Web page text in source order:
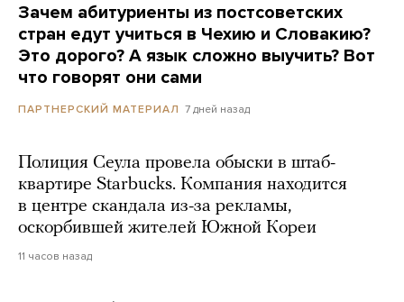
Зачем абитуриенты из постсоветских
стран едут учиться в Чехию и Словакию?
Это дорого? А язык сложно выучить? Вот
что говорят они сами
ПАРТНЕРСКИЙ МАТЕРИАЛ 7 дней назад
Полиция Сеула провела обыски в штаб-
квартире Starbucks. Компания находится
в центре скандала из-за рекламы,
оскорбившей жителей Южной Кореи
11 часов назад